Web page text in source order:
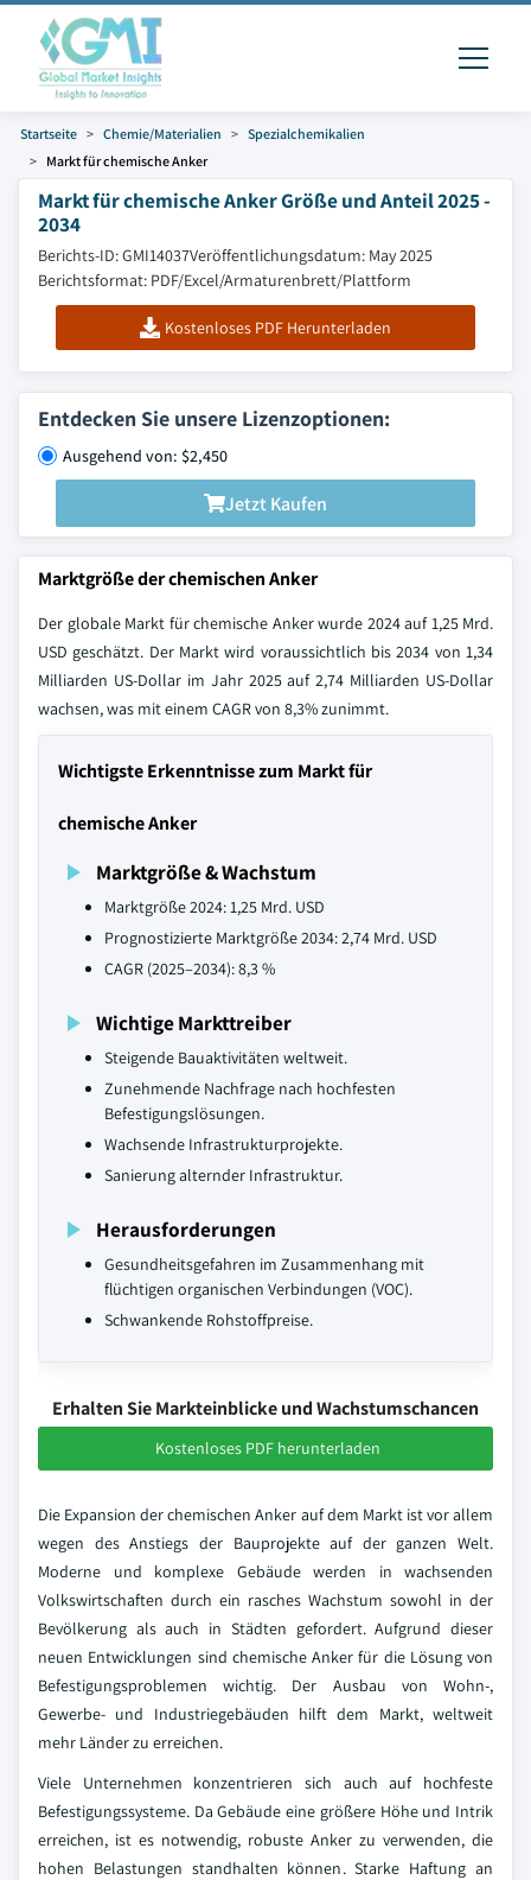
Startseite Chemie/Materialien
Spezialchemikalien
Markt für chemische Anker
Markt für chemische Anker Größe und Anteil 2025 -
2034
Berichts-ID: GMI14037Veröffentlichungsdatum: May 2025
Berichtsformat: PDF/Excel/Armaturenbrett/Plattform
Kostenloses PDF Herunterladen
Entdecken Sie unsere Lizenzoptionen:
Ausgehend von: $2,450
Jetzt Kaufen
Marktgröße der chemischen Anker
Der globale Markt für chemische Anker wurde 2024 auf 1,25 Mrd.
USD geschätzt. Der Markt wird voraussichtlich bis 2034 von 1,34
Milliarden US-Dollar im Jahr 2025 auf 2,74 Milliarden US-Dollar
wachsen, was mit einem CAGR von 8,3% zunimmt.
Wichtigste Erkenntnisse zum Markt für
chemische Anker
Marktgröße & Wachstum
Marktgröße 2024: 1,25 Mrd. USD
Prognostizierte Marktgröße 2034: 2,74 Mrd. USD
CAGR (2025–2034): 8,3 %
Wichtige Markttreiber
Steigende Bauaktivitäten weltweit.
Zunehmende Nachfrage nach hochfesten
Befestigungslösungen.
Wachsende Infrastrukturprojekte.
Sanierung alternder Infrastruktur.
Herausforderungen
Gesundheitsgefahren im Zusammenhang mit
flüchtigen organischen Verbindungen (VOC).
Schwankende Rohstoffpreise.
Erhalten Sie Markteinblicke und Wachstumschancen
Kostenloses PDF herunterladen
Die Expansion der chemischen Anker auf dem Markt ist vor allem
wegen des Anstiegs der Bauprojekte auf der ganzen Welt.
Moderne und komplexe Gebäude werden in wachsenden
Volkswirtschaften durch ein rasches Wachstum sowohl in der
Bevölkerung als auch in Städten gefordert. Aufgrund dieser
neuen Entwicklungen sind chemische Anker für die Lösung von
Befestigungsproblemen wichtig. Der Ausbau von Wohn-,
Gewerbe- und Industriegebäuden hilft dem Markt, weltweit
mehr Länder zu erreichen.
Viele Unternehmen konzentrieren sich auch auf hochfeste
Befestigungssysteme. Da Gebäude eine größere Höhe und Intrik
erreichen, ist es notwendig, robuste Anker zu verwenden, die
hohen Belastungen standhalten können. Starke Haftung an